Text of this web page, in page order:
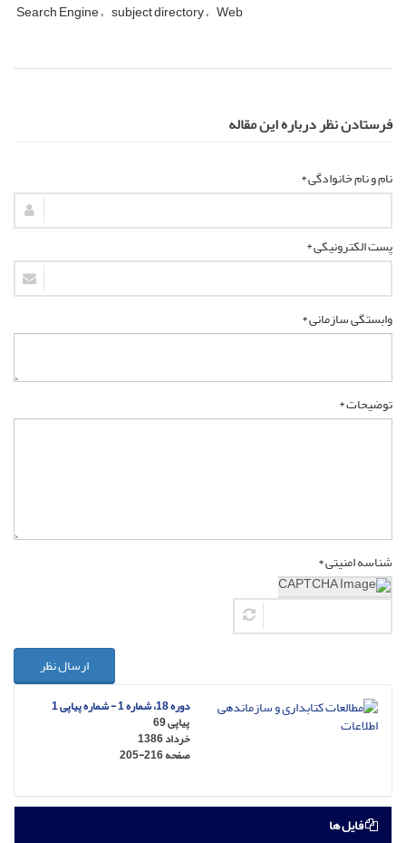
Search Engine subject directory Web
فرستادن نظر درباره این مقاله
نام و نام خانوادگی *
پست الکترونیکی *
وابستگی سازمانی *
توضیحات *
شناسه امنیتی *
ارسال نظر
دوره 18، شماره 1 - شماره پیاپی 1
پیاپی 69
خرداد 1386
صفحه205-216
فایل ها